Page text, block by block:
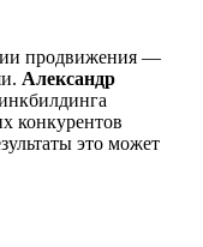
продвижения —
Александр
конкурентов
это может